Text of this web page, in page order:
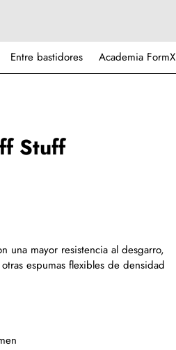
Entre bastidores Academia FormX
Stuff
una mayor resistencia al desgarro,
espumas flexibles de densidad